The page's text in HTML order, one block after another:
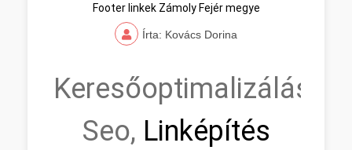
Footer linkek Zámoly Fejér megye
Írta: Kovács Dorina
Keresőoptimalizálás,
Seo, Linképítés